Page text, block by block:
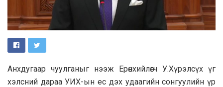
Анхдугаар чуулганыг нээж Ерөнхийлөгч У.Хүрэлсүх үг
хэлсний дараа УИХ-ын ес дэх удаагийн сонгуулийн үр